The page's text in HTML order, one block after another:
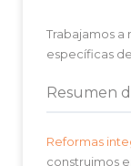
Trabajamos a
específicas
Resumen
Reformas
construimos